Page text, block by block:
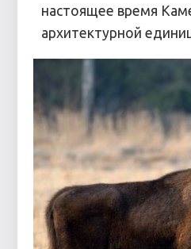
настоящее время
архитектурной